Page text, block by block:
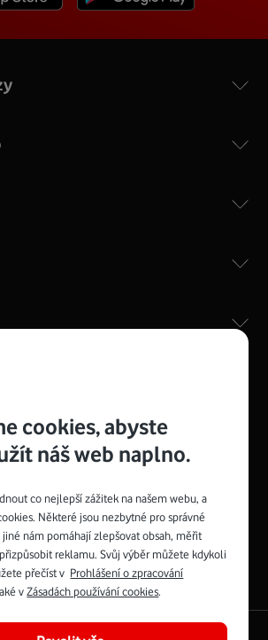
se s Vodafonem
X
profil
Instagram
profil
Youtube
profil
Vodafone
TV
Facebook
LinkedIn
profil
English|Mapa webu
Recruitment
Academy
logo
Top
odpovědná
roku
2024
Platinové
ocenění
EcoVadis
2025
Award
má
První
zelenou
síť
cookies, abyste
náš web naplno.
co nejlepší zážitek na našem webu, a
Některé jsou nezbytné pro správné
nám pomáhají zlepšovat obsah, měřit
reklamu. Svůj výběr můžete kdykoli
přečíst v Prohlášení o zpracování
vZásadách používání cookies.